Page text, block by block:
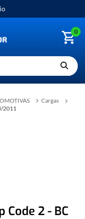
0
Cargas
2011
Code 2 - BC